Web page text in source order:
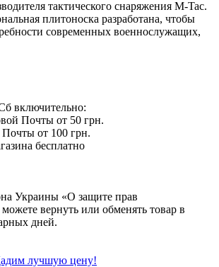
тактического снаряжения M-Tac.
плитоноска разработана, чтобы
современных военнослужащих,
включительно:
Почты от 50 грн.
от 100 грн.
бесплатно
Украины «О защите прав
вернуть или обменять товар в
дней.
лучшую цену!